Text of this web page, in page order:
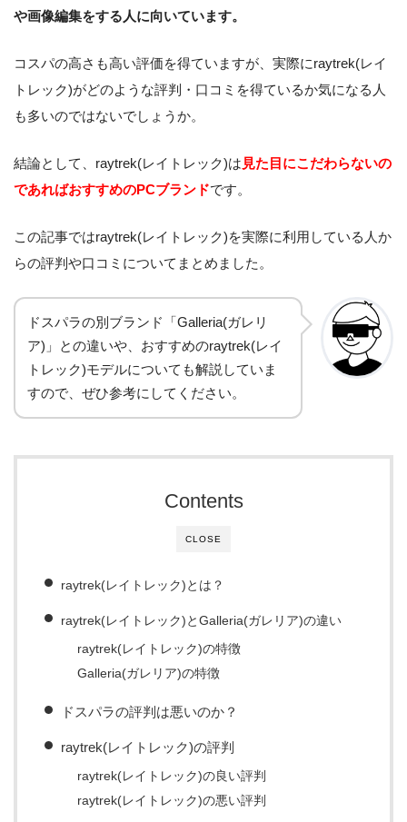
や画像編集をする人に向いています。
コスパの高さも高い評価を得ていますが、実際にraytrek(レイ
トレック)がどのような評判・口コミを得ているか気になる人
も多いのではないでしょうか。
結論として、raytrek(レイトレック)は 見た目にこだわらないの
であればおすすめのPCブランドです。
この記事ではraytrek(レイトレック)を実際に利用している人か
らの評判や口コミについてまとめました。
ドスパラの別ブランド「Galleria(ガレリ
ア)」との違いや、おすすめのraytrek(レイ
トレック)モデルについても解説していま
すので、ぜひ参考にしてください。
CLOSE
Contents
raytrek(レイトレック)とは？
raytrek(レイトレック)とGalleria(ガレリア)の違い
raytrek(レイトレック)の特徴
Galleria(ガレリア)の特徴
ドスパラの評判は悪いのか？
raytrek(レイトレック)の評判
raytrek(レイトレック)の良い評判
raytrek(レイトレック)の悪い評判